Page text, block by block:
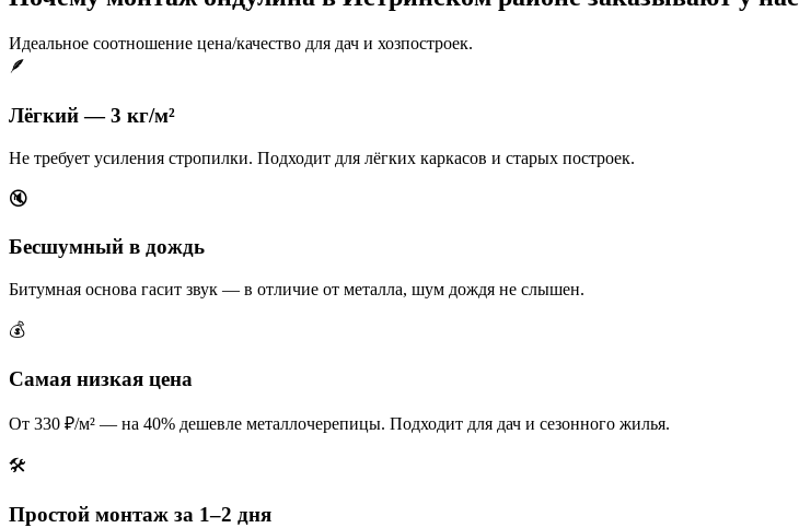
Идеальное соотношение цена/качество для дач и хозпостроек.
🪶
Лёгкий — 3 кг/м²
Не требует усиления стропилки. Подходит для лёгких каркасов и старых построек.
🔇
Бесшумный в дождь
Битумная основа гасит звук — в отличие от металла, шум дождя не слышен.
💰
Самая низкая цена
От 330 ₽/м² — на 40% дешевле металлочерепицы. Подходит для дач и сезонного жилья.
🛠️
Простой монтаж за 1–2 дня